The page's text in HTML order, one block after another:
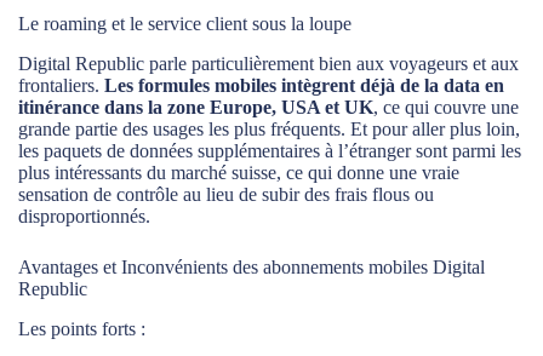
Le roaming et le service client sous la loupe
Digital Republic parle particulièrement bien aux voyageurs et aux
frontaliers. Les formules mobiles intègrent déjà de la data en
itinérance dans la zone Europe, USA et UK, ce qui couvre une
grande partie des usages les plus fréquents. Et pour aller plus loin,
les paquets de données supplémentaires à l’étranger sont parmi les
plus intéressants du marché suisse, ce qui donne une vraie
sensation de contrôle au lieu de subir des frais flous ou
disproportionnés.
Avantages et Inconvénients des abonnements mobiles Digital
Republic
Les points forts :